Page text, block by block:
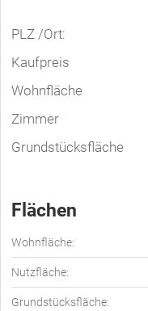
PLZ /Ort:
Kaufpreis
Wohnfläche
Zimmer
Grundstücksfläche
Flächen
Wohnfläche:
Nutzfläche:
Grundstücksfläche: